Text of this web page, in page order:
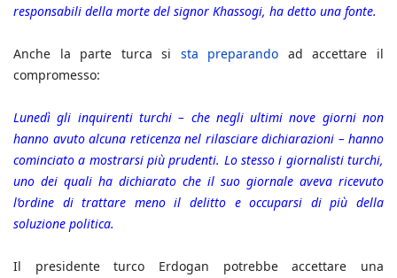
responsabili della morte del signor Khassogi, ha detto una fonte.
Anche la parte turca si sta preparando ad accettare il
compromesso:
Lunedì gli inquirenti turchi – che negli ultimi nove giorni non
hanno avuto alcuna reticenza nel rilasciare dichiarazioni – hanno
cominciato a mostrarsi più prudenti. Lo stesso i giornalisti turchi,
uno dei quali ha dichiarato che il suo giornale aveva ricevuto
l’ordine di trattare meno il delitto e occuparsi di più della
soluzione politica.
Il presidente turco Erdogan potrebbe accettare una